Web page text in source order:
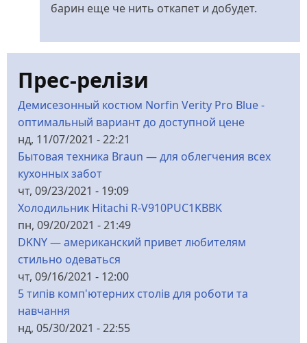
барин еще че нить откапет и добудет.
Прес-релізи
Демисезонный костюм Norfin Verity Pro Blue -
оптимальный вариант до доступной цене
нд, 11/07/2021 - 22:21
Бытовая техника Braun — для облегчения всех
кухонных забот
чт, 09/23/2021 - 19:09
Холодильник Hitachi R-V910PUC1KBBK
пн, 09/20/2021 - 21:49
DKNY — американский привет любителям
стильно одеваться
чт, 09/16/2021 - 12:00
5 типів комп'ютерних столів для роботи та
навчання
нд, 05/30/2021 - 22:55